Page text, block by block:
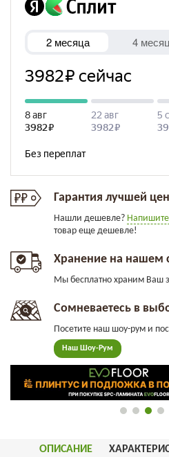
Гарантия лучшей
Нашли дешевле?
товар еще дешевле!
Хранение на нашем
Мы бесплатно храним Ваш
Сомневаетесь в
Посетите наш шоу-рум и
Наш Шоу-Рум
ОПИСАНИЕ